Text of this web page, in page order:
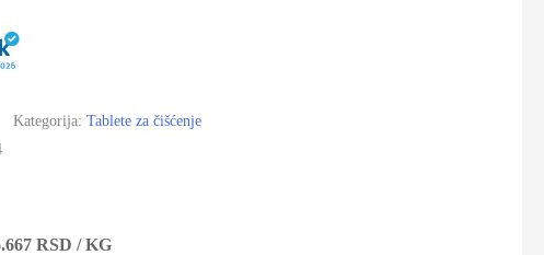
Kategorija: Tablete za čišćenje
RSD / KG